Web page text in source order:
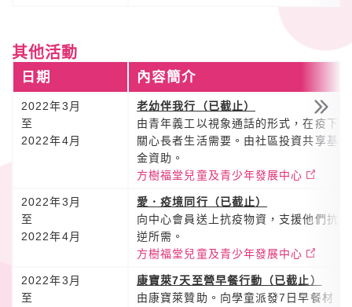
其他活動
日期 內容簡介
2022年3月
至
2022年4月
老幼伴我行（已截止）
由青年義工以視象通話的形式，在疫下
關心長者生活需要。由社區投資共享基
金資助。
方樹福堂兒童及青少年發展中心
2022年3月
至
2022年4月
愛．疫境同行（已截止）
向中心會員送上抗疫物資，支援他們抗
逆所需。
方樹福堂兒童及青少年發展中心
2022年3月
至
康寶萊7天至營早餐行動（已截止）
由康寶萊贊助。向學童派發7日早餐材